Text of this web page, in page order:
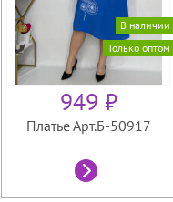
В наличии
Только оптом
949 ₽
Платье Арт.Б-50917